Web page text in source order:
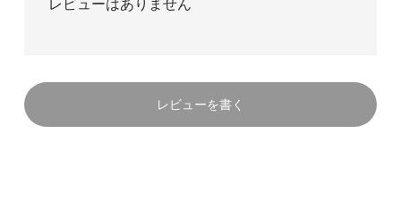
レビューはありません
レビューを書く